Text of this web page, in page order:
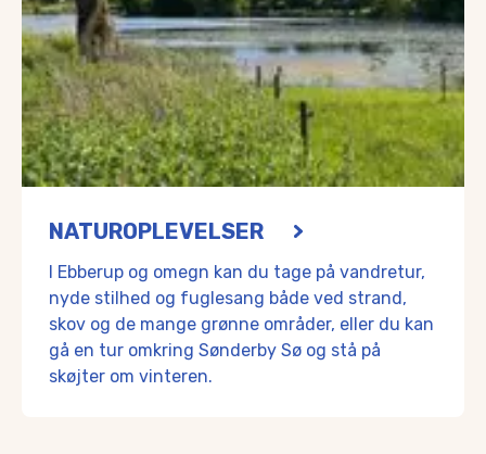
NATUROPLEVELSER
I Ebberup og omegn kan du tage på vandretur,
nyde stilhed og fuglesang både ved strand,
skov og de mange grønne områder, eller du kan
gå en tur omkring Sønderby Sø og stå på
skøjter om vinteren.